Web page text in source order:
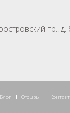
пр., д.
Блог Отзывы